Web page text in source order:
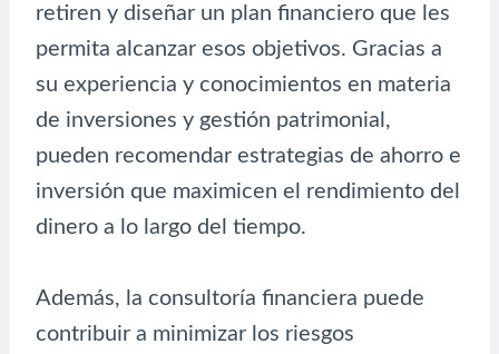
retiren y diseñar un plan financiero que les
permita alcanzar esos objetivos. Gracias a
su experiencia y conocimientos en materia
de inversiones y gestión patrimonial,
pueden recomendar estrategias de ahorro e
inversión que maximicen el rendimiento del
dinero a lo largo del tiempo.
Además, la consultoría financiera puede
contribuir a minimizar los riesgos